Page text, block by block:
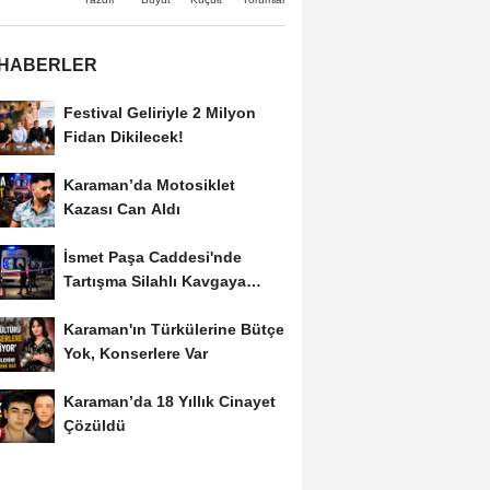
Festival Geliriyle 2 Milyon
Fidan Dikilecek!
Karaman’da Motosiklet
Kazası Can Aldı
İsmet Paşa Caddesi'nde
Tartışma Silahlı Kavgaya
Karaman'ın Türkülerine Bütçe
Yok, Konserlere Var
Karaman’da 18 Yıllık Cinayet
Çözüldü